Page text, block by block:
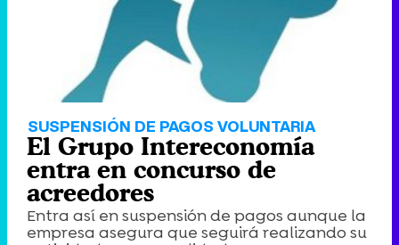
SUSPENSIÓN DE PAGOS VOLUNTARIA
El Grupo Intereconomía
entra en concurso de
acreedores
Entra así en suspensión de pagos aunque la
empresa asegura que seguirá realizando su